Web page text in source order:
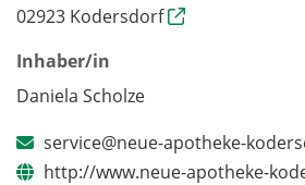
02923 Kodersdorf
Inhaber/in
Daniela Scholze
service@neue-apotheke-
http://www.neue-apotheke-